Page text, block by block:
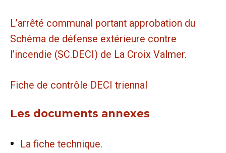
L’arrêté communal portant approbation du
Schéma de défense extérieure contre
l’incendie (SC.DECI) de La Croix Valmer.
Fiche de contrôle DECI triennal
Les documents annexes
La fiche technique.